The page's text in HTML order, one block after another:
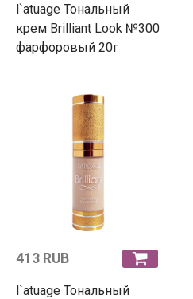
l`atuage Тональный
крем Brilliant Look №300
фарфоровый 20г
413 RUB
l`atuage Тональный